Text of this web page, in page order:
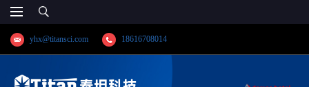
yhx@titansci.com 18616708014